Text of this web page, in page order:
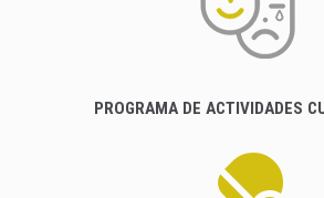
PROGRAMA DE ACTIVIDADES